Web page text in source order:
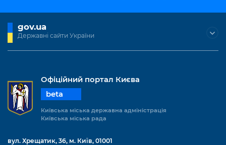
gov.ua
Державні сайти України
Офіційний портал Києва
beta
Київська міська державна адміністрація
Київська міська рада
вул. Хрещатик, 36, м. Київ, 01001